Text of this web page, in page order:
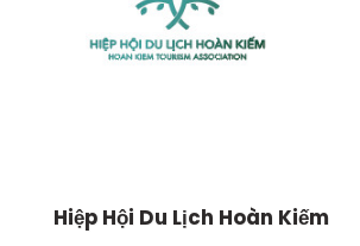
Hiệp Hội Du Lịch Hoàn Kiếm